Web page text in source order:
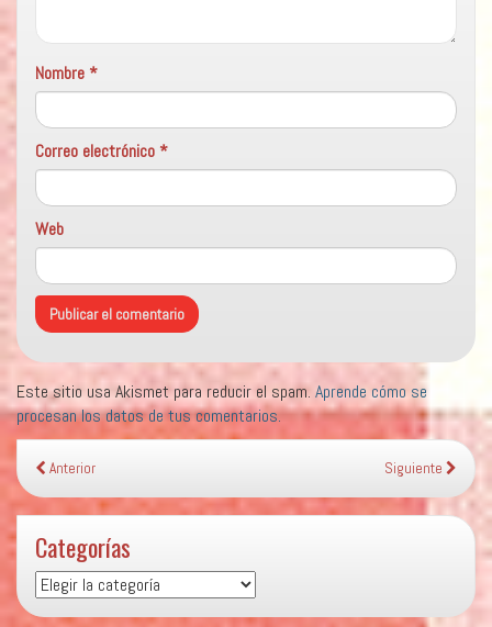
Nombre *
Correo electrónico *
Web
Este sitio usa Akismet para reducir el spam. Aprende cómo se
procesan los datos de tus comentarios.
Anterior Siguiente
Categorías
Categorías